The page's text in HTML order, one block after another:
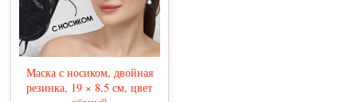
Маска с носиком, двойная
резинка, 19 × 8,5 см, цвет